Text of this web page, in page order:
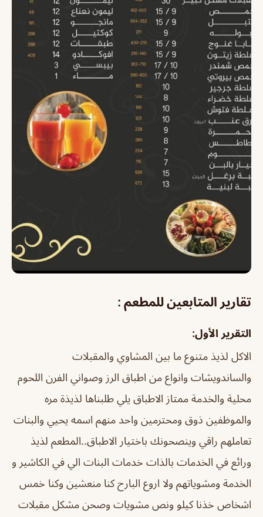
تقارير المتابعين للمطعم :
التقرير الأول:
الاكل لذيذ متنوع ما بين المشاوي والمقبلات
والساندويشات وانواع من اطباق الرز وصواني الفرن اللحوم
محلية والخدمة ممتاز الاطباق يلي طلبناها لذيذة مره
والموظفين ذوق ومحترمين واحد منهم اسمه يحيي والبنات
تعاملهم راقي وينصحونك باختيار الاطباق..المطعم لذيذ
ورائع في الخدمات بالذات خدمات البنات الي في الكاشير و
الخدمة ومشوياتهم ولا اروع البارح كنا منعشين وكنا خمس
اشخاص خذنا كيلو ونص مشويات وصحن مشكل مقبلات